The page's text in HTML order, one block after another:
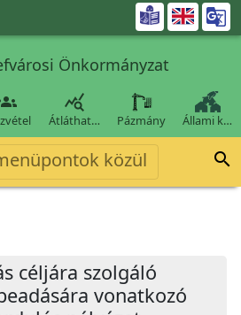

Önkormányzat

Átláthat… Pázmány Állami k…
közül 
céljára szolgáló
vonatkozó